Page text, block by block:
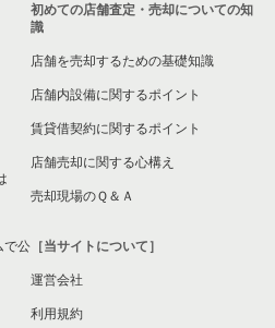
で公
初めての店舗査定・売却についての知
識
店舗を売却するための基礎知識
店舗内設備に関するポイント
賃貸借契約に関するポイント
店舗売却に関する心構え
売却現場のＱ＆Ａ
［当サイトについて］
運営会社
利用規約